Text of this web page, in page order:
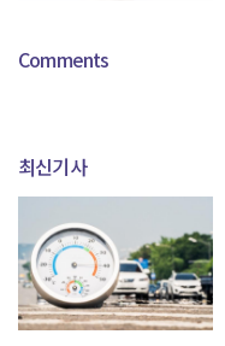
Comments
최신기사